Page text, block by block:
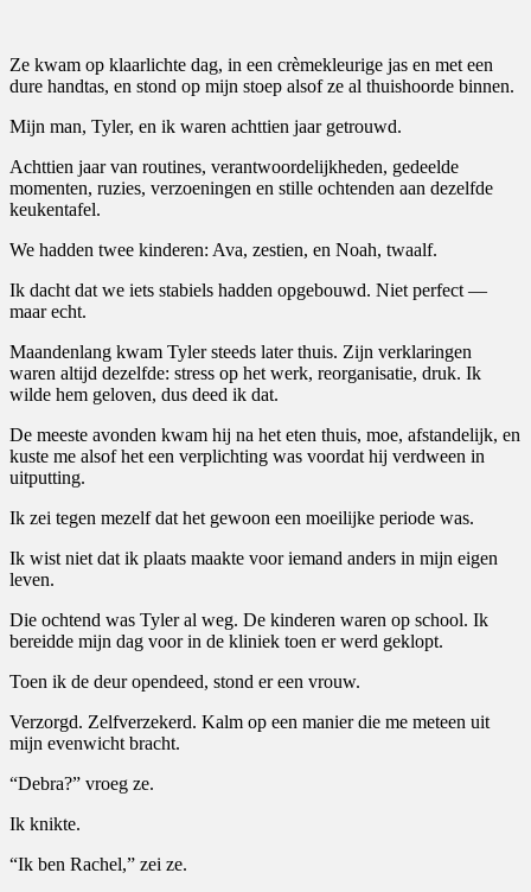
Ze kwam op klaarlichte dag, in een crèmekleurige jas en met een
dure handtas, en stond op mijn stoep alsof ze al thuishoorde binnen.
Mijn man, Tyler, en ik waren achttien jaar getrouwd.
Achttien jaar van routines, verantwoordelijkheden, gedeelde
momenten, ruzies, verzoeningen en stille ochtenden aan dezelfde
keukentafel.
We hadden twee kinderen: Ava, zestien, en Noah, twaalf.
Ik dacht dat we iets stabiels hadden opgebouwd. Niet perfect —
maar echt.
Maandenlang kwam Tyler steeds later thuis. Zijn verklaringen
waren altijd dezelfde: stress op het werk, reorganisatie, druk. Ik
wilde hem geloven, dus deed ik dat.
De meeste avonden kwam hij na het eten thuis, moe, afstandelijk, en
kuste me alsof het een verplichting was voordat hij verdween in
uitputting.
Ik zei tegen mezelf dat het gewoon een moeilijke periode was.
Ik wist niet dat ik plaats maakte voor iemand anders in mijn eigen
leven.
Die ochtend was Tyler al weg. De kinderen waren op school. Ik
bereidde mijn dag voor in de kliniek toen er werd geklopt.
Toen ik de deur opendeed, stond er een vrouw.
Verzorgd. Zelfverzekerd. Kalm op een manier die me meteen uit
mijn evenwicht bracht.
“Debra?” vroeg ze.
Ik knikte.
“Ik ben Rachel,” zei ze.